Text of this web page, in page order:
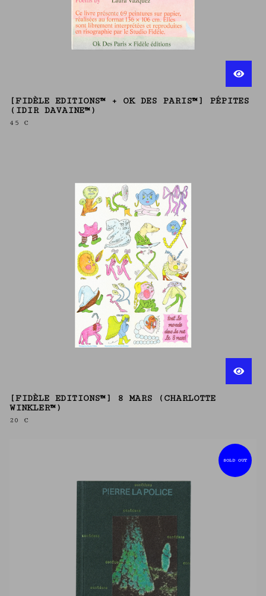
[FIDÈLE EDITIONS™ + OK DES PARIS™] PÉPITES
(IDIR DAVAINE™)
45 €
[FIDÈLE EDITIONS™] 8 MARS (CHARLOTTE
WINKLER™)
20 €
SOLD OUT